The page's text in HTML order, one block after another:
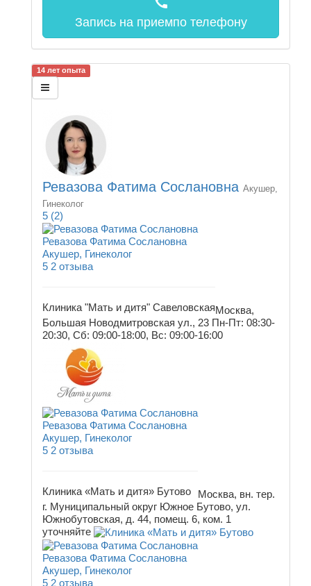
Запись на приемпо телефону
14 лет опыта
Ревазова Фатима Сослановна Акушер,
Гинеколог
5 (2)
Ревазова Фатима Сослановна
Акушер, Гинеколог
5 2 отзыва
Клиника "Мать и дитя" СавеловскаяМосква,
Большая Новодмитровская ул., 23 Пн-Пт: 08:30-
20:30, Сб: 09:00-18:00, Вс: 09:00-16:00
Ревазова Фатима Сослановна
Акушер, Гинеколог
5 2 отзыва
Клиника «Мать и дитя» Бутово
Москва, вн. тер.
г. Муниципальный округ Южное Бутово, ул.
Южнобутовская, д. 44, помещ. 6, ком. 1
уточняйте
Ревазова Фатима Сослановна
Акушер, Гинеколог
5 2 отзыва